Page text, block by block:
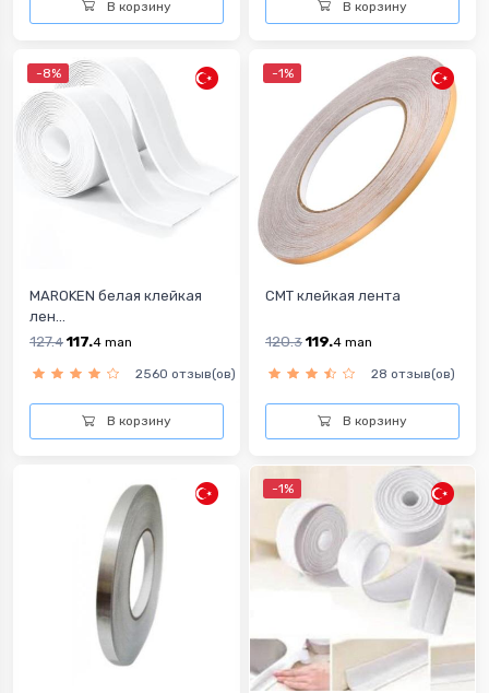
В корзину В корзину
-8%
MAROKEN белая клейкая
лен...
127.4 117.4 man
2560 отзыв(ов)
В корзину
-1%
CMT клейкая лента
120.3 119.4 man
28 отзыв(ов)
В корзину
-1%